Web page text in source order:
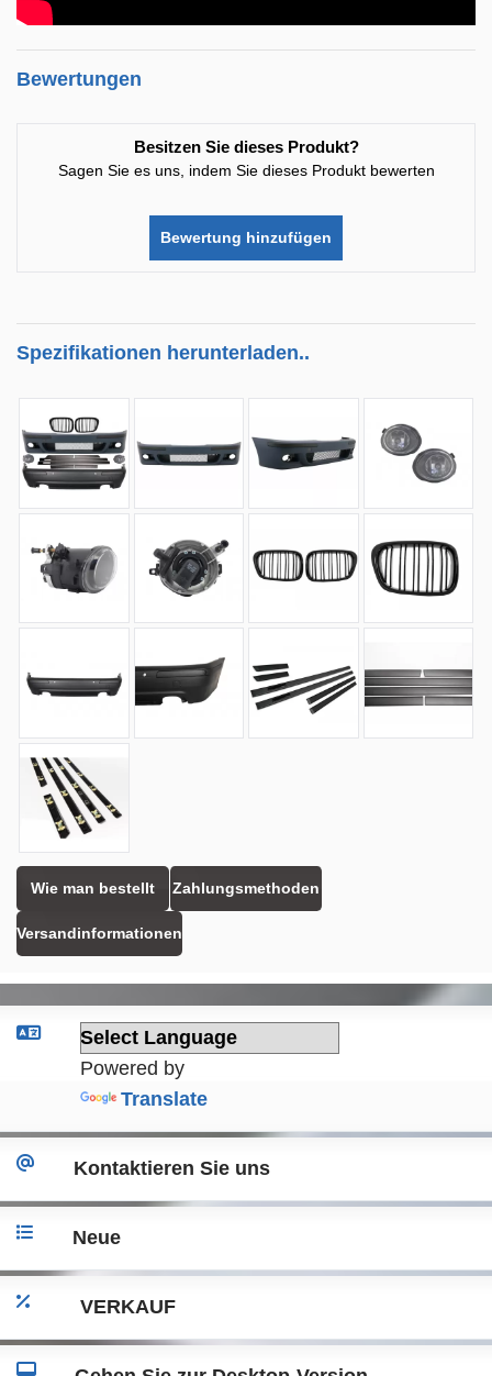
Bewertungen
Besitzen Sie dieses Produkt?
Sagen Sie es uns, indem Sie dieses Produkt bewerten
Bewertung hinzufügen
Spezifikationen herunterladen..
Wie man bestellt Zahlungsmethoden
Versandinformationen
Powered by
Translate
Kontaktieren Sie uns
Neue
VERKAUF